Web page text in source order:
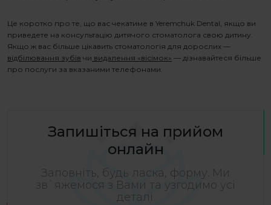
Це коротко про те, що вас чекатиме в Yeremchuk Dental, якщо ви
приведете на консультацію дитячого стоматолога свою дитину.
Якщо ж вас більше цікавить стоматологія для дорослих —
відбілювання зубів чи видалення «вісімок» — дізнавайтеся більше
про послуги за вказаними телефонами.
Запишіться на прийом
онлайн
Заповніть, будь ласка, форму. Ми
зв`яжемося з Вами та узгодимо усі
деталі.